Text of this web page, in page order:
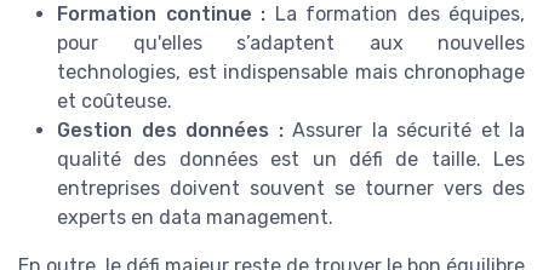
Formation continue : La formation des équipes,
pour qu'elles s’adaptent aux nouvelles
technologies, est indispensable mais chronophage
et coûteuse.
Gestion des données :Assurer la sécurité et la
qualité des données est un défi de taille. Les
entreprises doivent souvent se tourner vers des
experts en data management.
En outre, le défi majeur reste de trouver le bon équilibre